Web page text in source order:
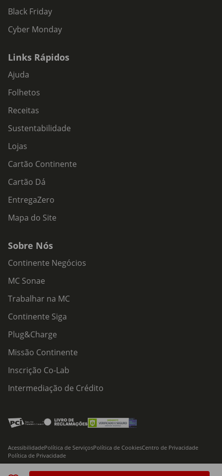
Black Friday
Cyber Monday
Links Rápidos
Ajuda
Folhetos
Receitas
Sustentabilidade
Lojas
Cartão Continente
Cartão Dá
EntregaZero
Mapa do Site
Sobre Nós
Continente Negócios
MC Sonae
Trabalhar na MC
Continente Siga
Plug&Charge
Missão Continente
Inscrição Co-Lab
Intermediação de Crédito
AcessibilidadePolítica de ServiçosPolítica de CookiesCentro de Privacidade
Política de Privacidade